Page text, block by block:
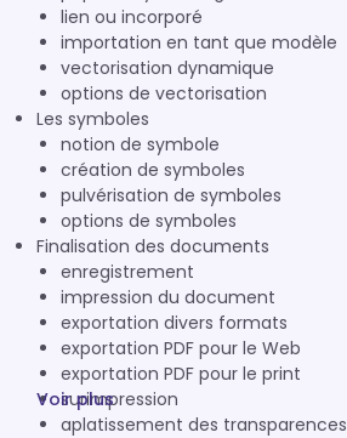
lien ou incorporé
importation en tant que modèle
vectorisation dynamique
options de vectorisation
Les symboles
notion de symbole
création de symboles
pulvérisation de symboles
options de symboles
Finalisation des documents
enregistrement
impression du document
exportation divers formats
exportation PDF pour le Web
exportation PDF pour le print
surimpression
aplatissement des transparences
Voir plus